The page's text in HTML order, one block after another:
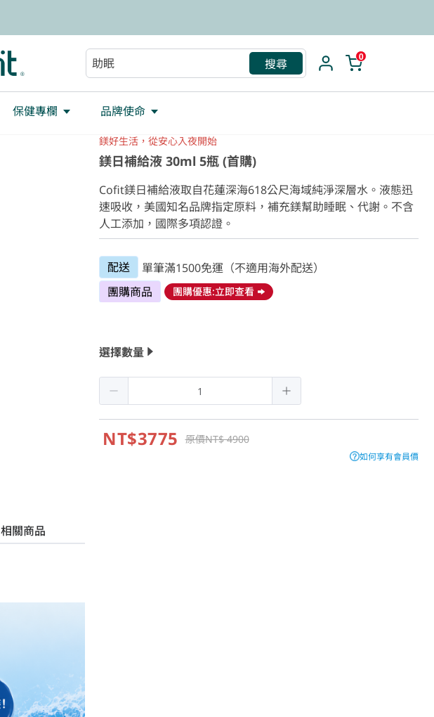
順暢
搜尋 0
保健專欄 品牌使命
相關商品
鎂好生活，從安心入夜開始
鎂日補給液 30ml 5瓶 (首購)
Cofit鎂日補給液取自花蓮深海618公尺海域純淨深層水。液態迅
速吸收，美國知名品牌指定原料，補充鎂幫助睡眠、代謝。不含
人工添加，國際多項認證。
配送
單筆滿1500免運（不適用海外配送）
團購商品
團購優惠:立即查看
選擇數量
NT$3775 原價NT$ 4900
如何享有會員價